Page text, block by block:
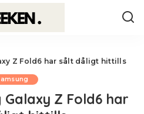
Z Fold6 har sålt dåligt hittills
Galaxy Z Fold6 har